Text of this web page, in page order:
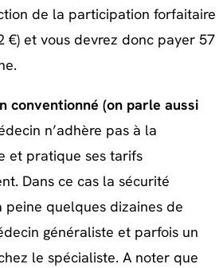
de la participation forfaitaire
€) et vous devrez donc payer 57
conventionné (on parle aussi
n’adhère pas à la
et pratique ses tarifs
Dans ce cas la sécurité
peine quelques dizaines de
généraliste et parfois un
le spécialiste. A noter que